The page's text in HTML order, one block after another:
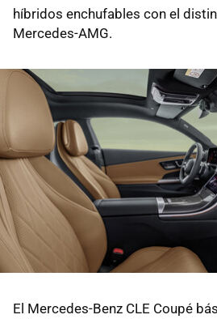
híbridos enchufables con el
Mercedes-AMG.
El Mercedes-Benz CLE Coupé